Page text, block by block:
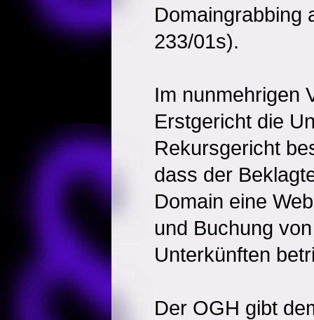
Domaingrabbing
233/01s).
Im nunmehrigen
Erstgericht die
Rekursgericht
dass der
Domain eine
und Buchung
Unterkünften
Der OGH gibt